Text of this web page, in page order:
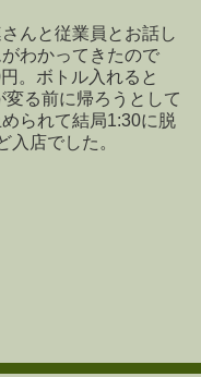
んと従業員とお話し
わかってきたので
。ボトル入れると
る前に帰ろうとして
られて結局1:30に脱
入店でした。